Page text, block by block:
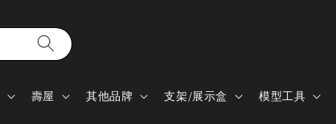
壽屋 其他品牌 支架/展示盒 模型工具